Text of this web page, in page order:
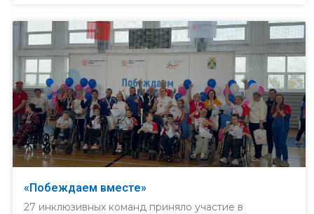
«Побеждаем вместе»
27 инклюзивных команд приняло участие в